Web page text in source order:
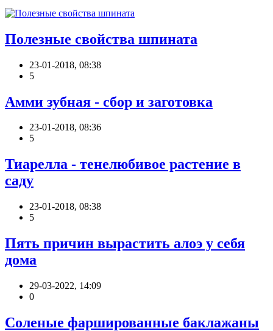
Полезные свойства шпината
23-01-2018, 08:38
5
Амми зубная - сбор и заготовка
23-01-2018, 08:36
5
Тиарелла - тенелюбивое растение в
саду
23-01-2018, 08:38
5
Пять причин вырастить алоэ у себя
дома
29-03-2022, 14:09
0
Соленые фаршированные баклажаны